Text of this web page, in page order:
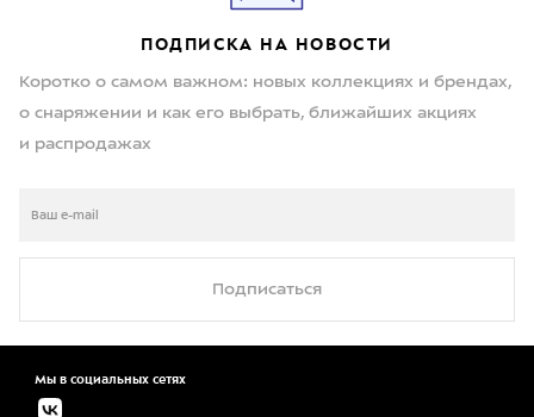
ПОДПИСКА НА НОВОСТИ
Коротко о самом важном: новых коллекциях и брендах,
о снаряжении и как его выбрать, ближайших акциях
и распродажах
Подписаться
Мы в социальных сетях